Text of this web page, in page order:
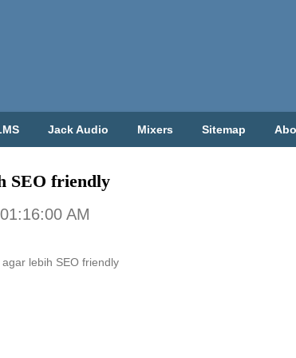
Jack Audio Mixers Sitemap
SEO friendly
AM
lebih SEO friendly